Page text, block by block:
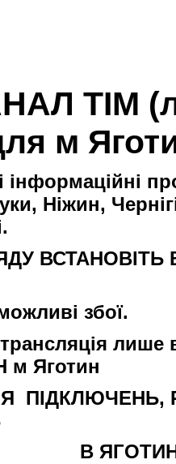
TIM
м
інформаційні
Ніжин,
ВСТАНОВІТЬ
збої.
лише
м Яготин
ПІДКЛЮЧЕНЬ,
5-